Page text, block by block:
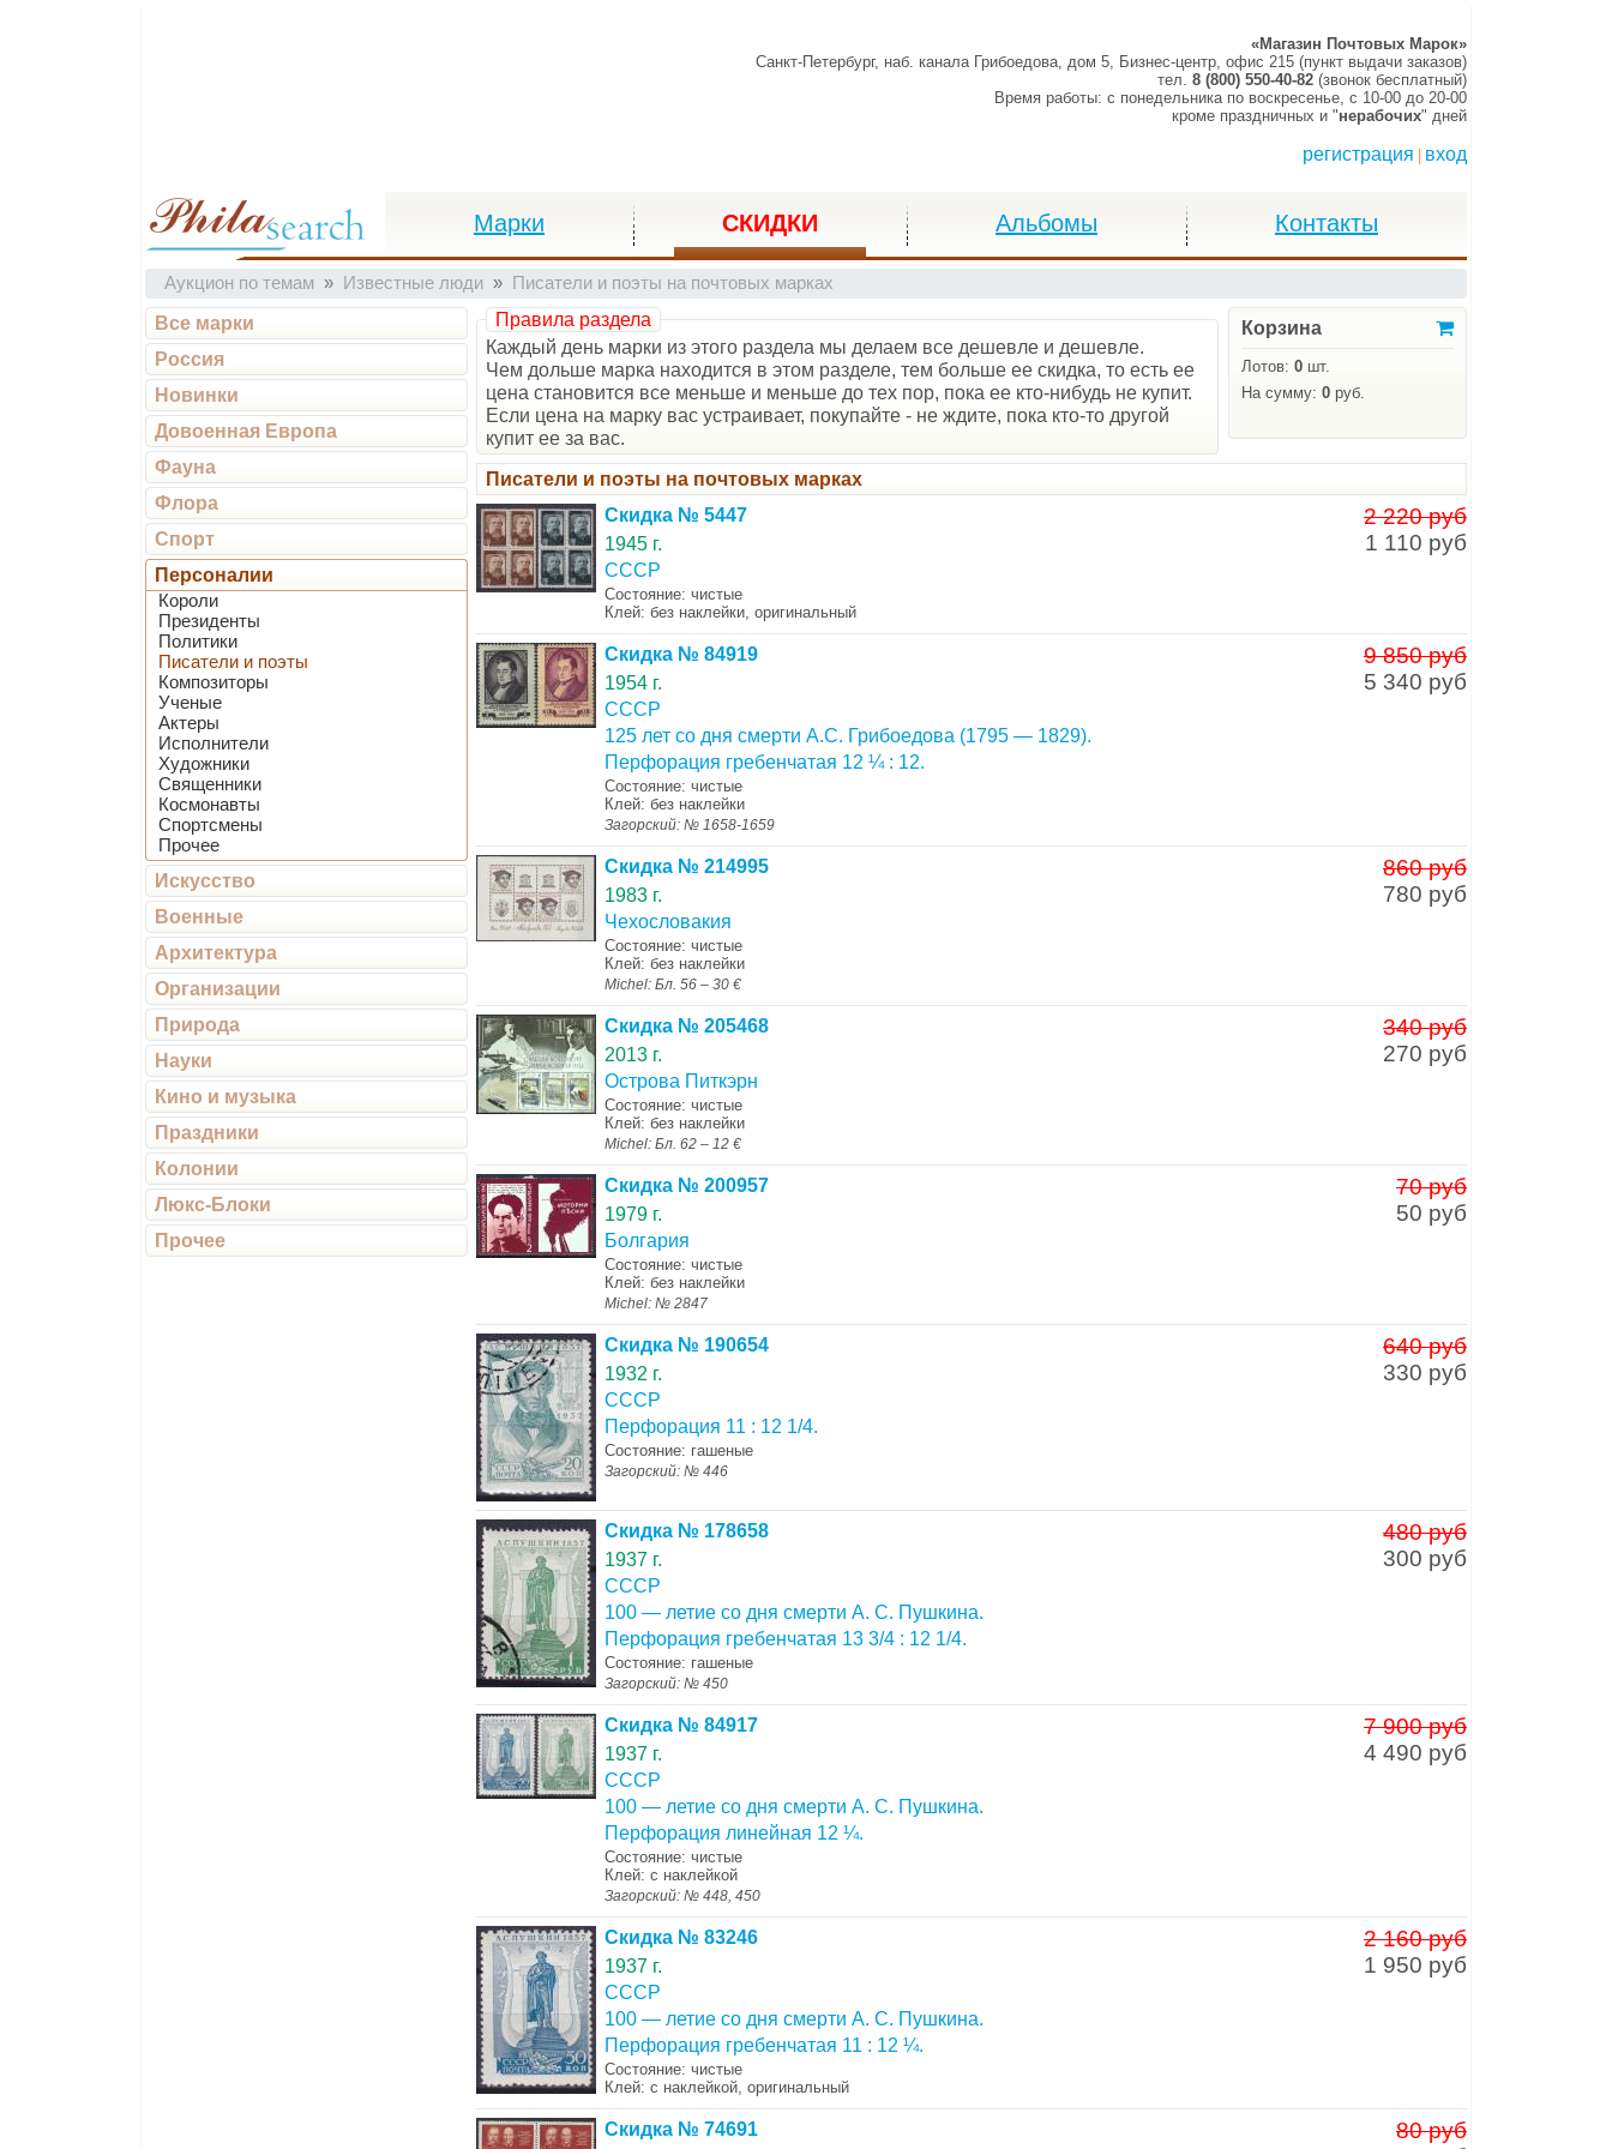
«Магазин Почтовых Марок»
Санкт-Петербург, наб. канала Грибоедова, дом 5, Бизнес-центр, офис 215 (пункт выдачи заказов)
тел. 8 (800) 550-40-82 (звонок бесплатный)
Время работы: c понедельника по воскресенье, c 10-00 до 20-00
кроме праздничных и "нерабочих" дней
регистрация вход
Марки СКИДКИ Альбомы Контакты
Аукцион по темам Известные люди Писатели и поэты на почтовых марках
Все марки
Россия
Новинки
Довоенная Европа
Фауна
Флора
Спорт
Персоналии
Короли
Президенты
Политики
Писатели и поэты
Композиторы
Ученые
Актеры
Исполнители
Художники
Священники
Космонавты
Спортсмены
Прочее
Искусство
Военные
Архитектура
Организации
Природа
Науки
Кино и музыка
Праздники
Колонии
Люкс-Блоки
Прочее
Корзина
Лотов:0 шт.
На сумму:0 руб.
Правила раздела
Каждый день марки из этого раздела мы делаем все дешевле и дешевле.
Чем дольше марка находится в этом разделе, тем больше ее скидка, то есть ее
цена становится все меньше и меньше до тех пор, пока ее кто-нибудь не купит.
Если цена на марку вас устраивает, покупайте - не ждите, пока кто-то другой
купит ее за вас.
Писатели и поэты на почтовых марках
2 220 руб
1 110 руб
Скидка № 5447
1945 г.
СССР
Состояние: чистые
Клей: без наклейки, оригинальный
9 850 руб
5 340 руб
Скидка № 84919
1954 г.
СССР
125 лет со дня смерти А.С. Грибоедова (1795 — 1829).
Перфорация гребенчатая 12 ¼ : 12.
Состояние: чистые
Клей: без наклейки
Загорский: № 1658-1659
860 руб
780 руб
Скидка № 214995
1983 г.
Чехословакия
Состояние: чистые
Клей: без наклейки
Michel: Бл. 56 – 30 €
340 руб
270 руб
Скидка № 205468
2013 г.
Острова Питкэрн
Состояние: чистые
Клей: без наклейки
Michel: Бл. 62 – 12 €
70 руб
50 руб
Скидка № 200957
1979 г.
Болгария
Состояние: чистые
Клей: без наклейки
Michel: № 2847
640 руб
330 руб
Скидка № 190654
1932 г.
СССР
Перфорация 11 : 12 1/4.
Состояние: гашеные
Загорский: № 446
480 руб
300 руб
Скидка № 178658
1937 г.
СССР
100 — летие со дня смерти А. С. Пушкина.
Перфорация гребенчатая 13 3/4 : 12 1/4.
Состояние: гашеные
Загорский: № 450
7 900 руб
4 490 руб
Скидка № 84917
1937 г.
СССР
100 — летие со дня смерти А. С. Пушкина.
Перфорация линейная 12 ¼.
Состояние: чистые
Клей: с наклейкой
Загорский: № 448, 450
2 160 руб
1 950 руб
Скидка № 83246
1937 г.
СССР
100 — летие со дня смерти А. С. Пушкина.
Перфорация гребенчатая 11 : 12 ¼.
Состояние: чистые
Клей: с наклейкой, оригинальный
80 руб
Скидка № 74691